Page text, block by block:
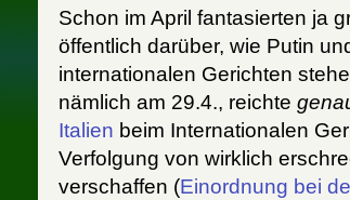
Schon im April fantasierten ja
öffentlich darüber, wie Putin
internationalen Gerichten
nämlich am 29.4., reichte
Italien beim Internationalen
Verfolgung von wirklich
verschaffen (Einordnung bei